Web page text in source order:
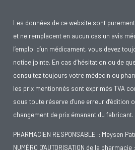
Les données de ce website sont
et ne remplacent en aucun cas un avis
l’emploi d’un médicament, vous devez
notice jointe. En cas d’hésitation ou de
consultez toujours votre médecin ou
les prix mentionnés sont exprimés TVA
sous toute réserve d’une erreur d’édition
changement de prix émanant du fabricant.
PHARMACIEN RESPONSABLE :: Meysen
NUMÉRO D'AUTORISATION de la pharmacie